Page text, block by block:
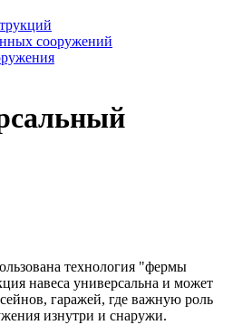
сооружений
технология "фермы
навеса универсальна и может
гаражей, где важную роль
изнутри и снаружи.